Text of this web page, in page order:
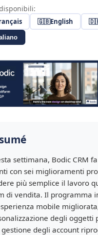
🇬🇧English
settimana, Bodic CRM
con sei miglioramenti
più semplice il lavoro
di vendita. Il programma
mobile
degli oggetti
gestione degli account